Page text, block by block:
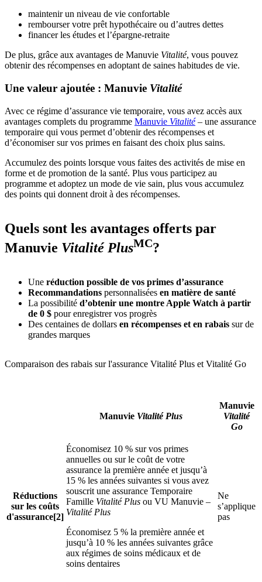
maintenir un niveau de vie confortable
rembourser votre prêt hypothécaire ou d’autres dettes
financer les études et l’épargne-retraite
De plus, grâce aux avantages de Manuvie Vitalité, vous pouvez
obtenir des récompenses en adoptant de saines habitudes de vie.
Une valeur ajoutée : Manuvie Vitalité
Avec ce régime d’assurance vie temporaire, vous avez accès aux
avantages complets du programme Manuvie Vitalité – une assurance
temporaire qui vous permet d’obtenir des récompenses et
d’économiser sur vos primes en faisant des choix plus sains.
Accumulez des points lorsque vous faites des activités de mise en
forme et de promotion de la santé. Plus vous participez au
programme et adoptez un mode de vie sain, plus vous accumulez
des points qui donnent droit à des récompenses.
Quels sont les avantages offerts par
Manuvie Vitalité PlusMC?
Une réduction possible de vos primes d’assurance
Recommandations personnalisées en matière de santé
La possibilité d’obtenir une montre Apple Watch à partir
de 0 $ pour enregistrer vos progrès
Des centaines de dollars en récompenses et en rabais sur de
grandes marques
Comparaison des rabais sur l'assurance Vitalité Plus et Vitalité Go
Manuvie Vitalité Plus
Manuvie
Vitalité
Go
Réductions
sur les coûts
d'assurance[2]
Économisez 10 % sur vos primes
annuelles ou sur le coût de votre
assurance la première année et jusqu’à
15 % les années suivantes si vous avez
souscrit une assurance Temporaire
Famille Vitalité Plus ou VU Manuvie –
Vitalité Plus
Économisez 5 % la première année et
jusqu’à 10 % les années suivantes grâce
aux régimes de soins médicaux et de
soins dentaires
Ne
s’applique
pas